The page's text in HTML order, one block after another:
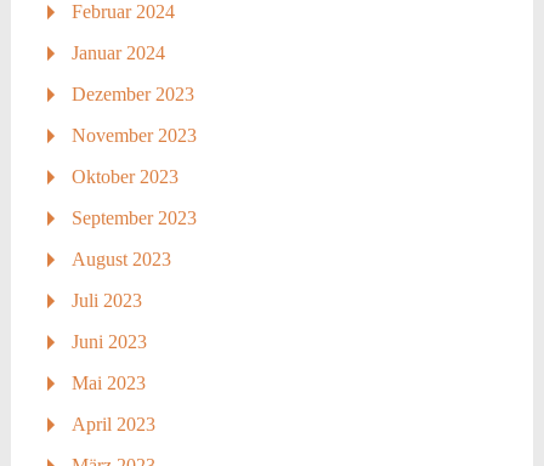
Februar 2024
Januar 2024
Dezember 2023
November 2023
Oktober 2023
September 2023
August 2023
Juli 2023
Juni 2023
Mai 2023
April 2023